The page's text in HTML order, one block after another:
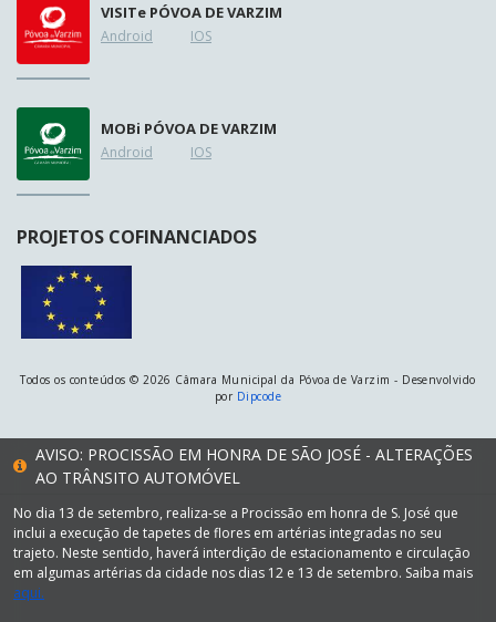
VISITe PÓVOA DE VARZIM
Android IOS
MOBi PÓVOA DE VARZIM
Android IOS
PROJETOS COFINANCIADOS
Todos os conteúdos © 2026 Câmara Municipal da Póvoa de Varzim - Desenvolvido
por Dipcode
AVISO: PROCISSÃO EM HONRA DE SÃO JOSÉ - ALTERAÇÕES
AO TRÂNSITO AUTOMÓVEL
No dia 13 de setembro, realiza-se a Procissão em honra de S. José que
inclui a execução de tapetes de flores em artérias integradas no seu
trajeto. Neste sentido, haverá interdição de estacionamento e circulação
em algumas artérias da cidade nos dias 12 e 13 de setembro. Saiba mais
aqui.